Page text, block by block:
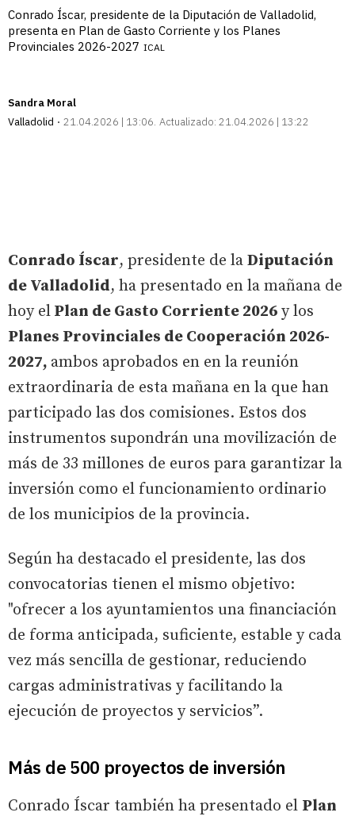
Conrado Íscar, presidente de la Diputación de Valladolid,
presenta en Plan de Gasto Corriente y los Planes
Provinciales 2026-2027 ICAL
Sandra Moral
Valladolid
21.04.2026 | 13:06 Actualizado: 21.04.2026 | 13:22
Conrado Íscar, presidente de la Diputación
de Valladolid, ha presentado en la mañana de
hoy el Plan de Gasto Corriente 2026 y los
Planes Provinciales de Cooperación 2026-
2027, ambos aprobados en en la reunión
extraordinaria de esta mañana en la que han
participado las dos comisiones. Estos dos
instrumentos supondrán una movilización de
más de 33 millones de euros para garantizar la
inversión como el funcionamiento ordinario
de los municipios de la provincia.
Según ha destacado el presidente, las dos
convocatorias tienen el mismo objetivo:
"ofrecer a los ayuntamientos una financiación
de forma anticipada, suficiente, estable y cada
vez más sencilla de gestionar, reduciendo
cargas administrativas y facilitando la
ejecución de proyectos y servicios”.
Más de 500 proyectos de inversión
Conrado Íscar también ha presentado el Plan